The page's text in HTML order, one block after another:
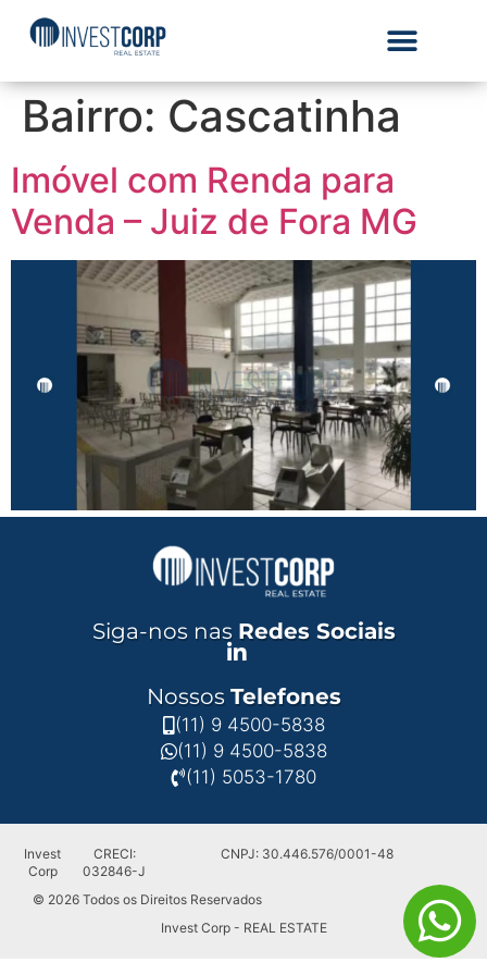
Bairro: Cascatinha
Imóvel com Renda para
Venda – Juiz de Fora MG
Siga-nos nas Redes Sociais
Nossos Telefones
(11) 9 4500-5838
(11) 9 4500-5838
(11) 5053-1780
Invest
Corp
CRECI:
032846-J
CNPJ: 30.446.576/0001-48
© 2026 Todos os Direitos Reservados
Invest Corp - REAL ESTATE